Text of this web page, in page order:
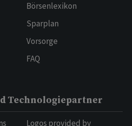
Börsenlexikon
Sparplan
Vorsorge
FAQ
Technologiepartner
Logos provided by